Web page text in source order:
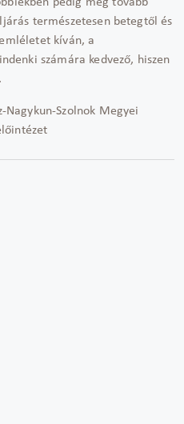
természetesen betegtől és
kíván, a
számára kedvező, hiszen
Nagykun-Szolnok Megyei